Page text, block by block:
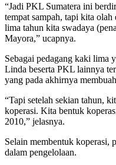
“Jadi PKL Sumatera ini
tempat sampah, tapi kita
lima tahun kita swadaya
Mayora,” ucapnya.
Sebagai pedagang kaki lima
Linda beserta PKL lainnya
yang pada akhirnya
“Tapi setelah sekian tahun,
koperasi. Kita bentuk
2010,” jelasnya.
Selain membentuk koperasi,
dalam pengelolaan.